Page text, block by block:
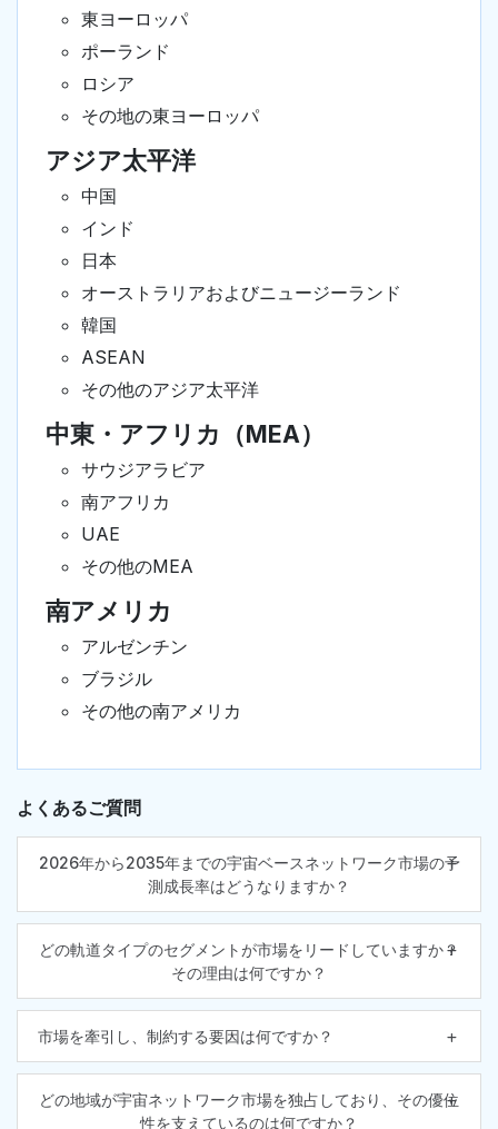
東ヨーロッパ
ポーランド
ロシア
その地の東ヨーロッパ
アジア太平洋
中国
インド
日本
オーストラリアおよびニュージーランド
韓国
ASEAN
その他のアジア太平洋
中東・アフリカ（MEA）
サウジアラビア
南アフリカ
UAE
その他のMEA
南アメリカ
アルゼンチン
ブラジル
その他の南アメリカ
よくあるご質問
2026年から2035年までの宇宙ベースネットワーク市場の予
測成長率はどうなりますか？
どの軌道タイプのセグメントが市場をリードしていますか？
その理由は何ですか？
市場を牽引し、制約する要因は何ですか？
どの地域が宇宙ネットワーク市場を独占しており、その優位
性を支えているのは何ですか？